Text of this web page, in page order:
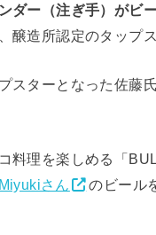
ダー（注ぎ手）がビ
醸造所認定のタップ
スターとなった佐藤
料理を楽しめる「
Miyukiさん のビール